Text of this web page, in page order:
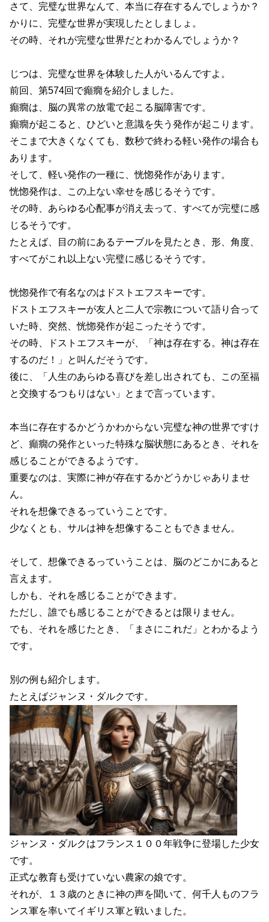
さて、完璧な世界なんて、本当に存在するんでしょうか？
かりに、完璧な世界が実現したとしましょ。
その時、それが完璧な世界だとわかるんでしょうか？
じつは、完璧な世界を体験した人がいるんですよ。
前回、第574回で癲癇を紹介しました。
癲癇は、脳の異常の放電で起こる脳障害です。
癲癇が起こると、ひどいと意識を失う発作が起こります。
そこまで大きくなくても、数秒で終わる軽い発作の場合も
あります。
そして、軽い発作の一種に、恍惚発作があります。
恍惚発作は、この上ない幸せを感じるそうです。
その時、あらゆる心配事が消え去って、すべてが完璧に感
じるそうです。
たとえば、目の前にあるテーブルを見たとき、形、角度、
すべてがこれ以上ない完璧に感じるそうです。
恍惚発作で有名なのはドストエフスキーです。
ドストエフスキーが友人と二人で宗教について語り合って
いた時、突然、恍惚発作が起こったそうです。
その時、ドストエフスキーが、「神は存在する。神は存在
するのだ！」と叫んだそうです。
後に、「人生のあらゆる喜びを差し出されても、この至福
と交換するつもりはない」とまで言っています。
本当に存在するかどうかわからない完璧な神の世界ですけ
ど、癲癇の発作といった特殊な脳状態にあるとき、それを
感じることができるようです。
重要なのは、実際に神が存在するかどうかじゃありませ
ん。
それを想像できるっていうことです。
少なくとも、サルは神を想像することもできません。
そして、想像できるっていうことは、脳のどこかにあると
言えます。
しかも、それを感じることができます。
ただし、誰でも感じることができるとは限りません。
でも、それを感じたとき、「まさにこれだ」とわかるよう
です。
別の例も紹介します。
たとえばジャンヌ・ダルクです。
ジャンヌ・ダルクはフランス１００年戦争に登場した少女
です。
正式な教育も受けていない農家の娘です。
それが、１３歳のときに神の声を聞いて、何千人ものフラ
ンス軍を率いてイギリス軍と戦いました。